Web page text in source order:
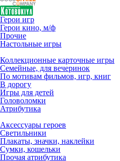
Герои игр
Герои кино, м/ф
Прочие
Настольные игры
Коллекционные карточные игры
Семейные, для вечеринок
По мотивам фильмов, игр, книг
В дорогу
Игры для детей
Головоломки
Атрибутика
Аксессуары героев
Светильники
Плакаты, значки, наклейки
Сумки, кошельки
Прочая атрибутика